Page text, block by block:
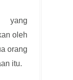
yang
oleh
orang
itu.